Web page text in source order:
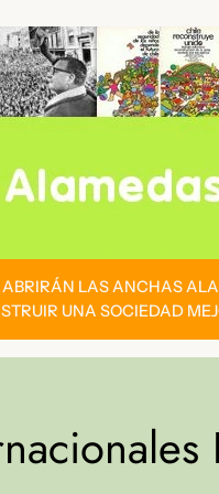
LAS ANCHAS
UNA SOCIEDAD